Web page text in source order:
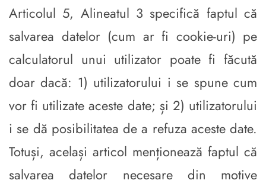
Articolul 5, Alineatul 3 specifică faptul că
salvarea datelor (cum ar fi cookie-uri) pe
calculatorul unui utilizator poate fi făcută
doar dacă: 1) utilizatorului i se spune cum
vor fi utilizate aceste date; și 2) utilizatorului
i se dă posibilitatea de a refuza aceste date.
Totuși, același articol menționează faptul că
salvarea datelor necesare din motive